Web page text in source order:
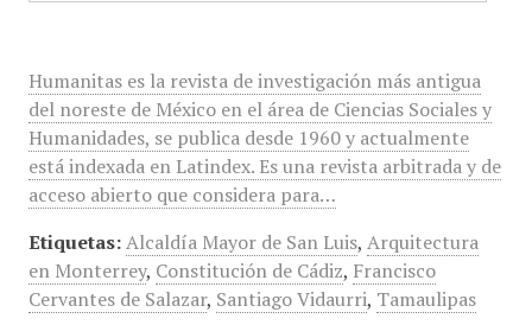
Humanitas es la revista de investigación más antigua
del noreste de México en el área de Ciencias Sociales y
Humanidades, se publica desde 1960 y actualmente
está indexada en Latindex. Es una revista arbitrada y de
acceso abierto que considera para…
Etiquetas: Alcaldía Mayor de San Luis, Arquitectura
en Monterrey, Constitución de Cádiz, Francisco
Cervantes de Salazar, Santiago Vidaurri, Tamaulipas